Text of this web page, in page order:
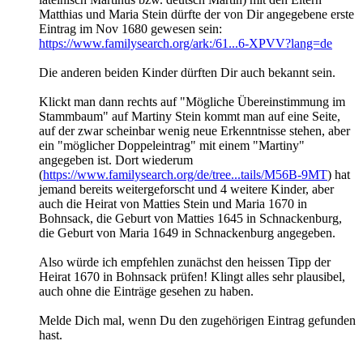
Matthias und Maria Stein dürfte der von Dir angegebene erste
Eintrag im Nov 1680 gewesen sein:
https://www.familysearch.org/ark:/61...6-XPVV?lang=de
Die anderen beiden Kinder dürften Dir auch bekannt sein.
Klickt man dann rechts auf "Mögliche Übereinstimmung im
Stammbaum" auf Martiny Stein kommt man auf eine Seite,
auf der zwar scheinbar wenig neue Erkenntnisse stehen, aber
ein "möglicher Doppeleintrag" mit einem "Martiny"
angegeben ist. Dort wiederum
(https://www.familysearch.org/de/tree...tails/M56B-9MT) hat
jemand bereits weitergeforscht und 4 weitere Kinder, aber
auch die Heirat von Matties Stein und Maria 1670 in
Bohnsack, die Geburt von Matties 1645 in Schnackenburg,
die Geburt von Maria 1649 in Schnackenburg angegeben.
Also würde ich empfehlen zunächst den heissen Tipp der
Heirat 1670 in Bohnsack prüfen! Klingt alles sehr plausibel,
auch ohne die Einträge gesehen zu haben.
Melde Dich mal, wenn Du den zugehörigen Eintrag gefunden
hast.